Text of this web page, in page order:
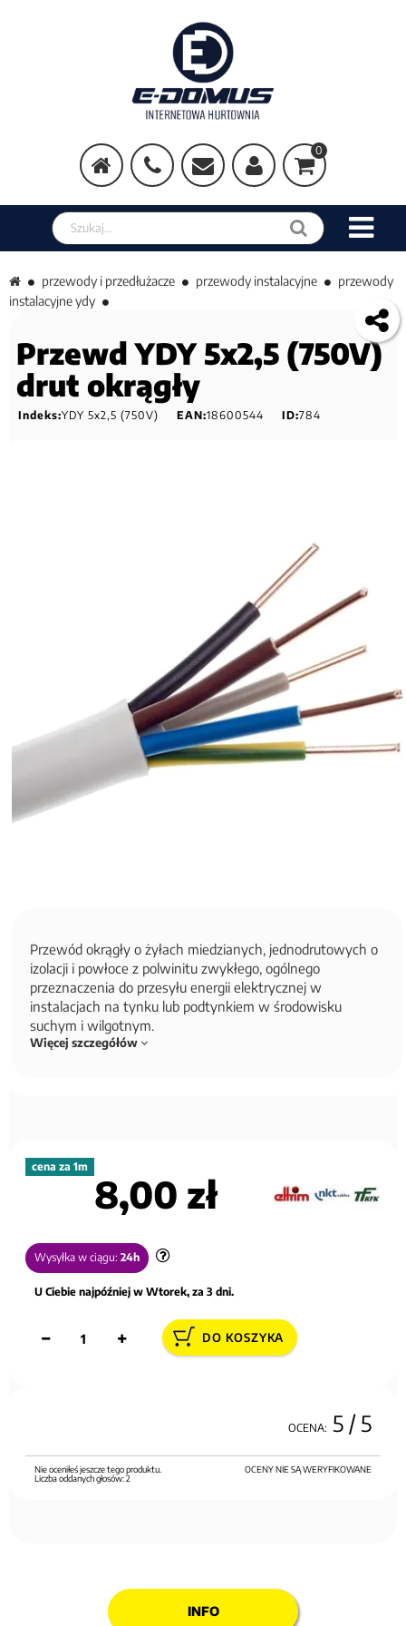
0
Szukaj w sklepie
przewody i przedłużacze przewody instalacyjne
przewody
instalacyjne ydy
Przewd YDY 5x2,5 (750V)
drut okrągły
Indeks:YDY 5x2,5 (750V) EAN:18600544 ID:784
Przewód okrągły o żyłach miedzianych, jednodrutowych o
izolacji i powłoce z polwinitu zwykłego, ogólnego
przeznaczenia do przesyłu energii elektrycznej w
instalacjach na tynku lub podtynkiem w środowisku
suchym i wilgotnym.
Więcej szczegółów
cena za 1m
8,00 zł
Wysyłka w ciągu: 24h
U Ciebie najpóźniej w Wtorek, za 3 dni.
DO KOSZYKA
OCENA: 5 / 5
OCENY NIE SĄ WERYFIKOWANE
Nie oceniłeś jeszcze tego produktu.
Liczba oddanych głosów:2
INFO